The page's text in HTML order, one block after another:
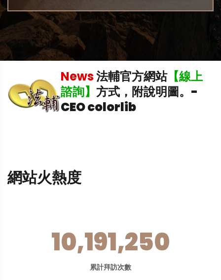
News法輔官方網站【線上
諮詢】 方式，附說明圖。 -
CEO colorlib
網站火熱度
10,191,250
累計拜訪次數